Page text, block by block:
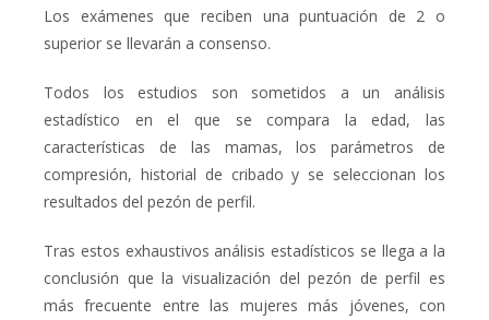
Los exámenes que reciben una puntuación de 2 o
superior se llevarán a consenso.
Todos los estudios son sometidos a un análisis
estadístico en el que se compara la edad, las
características de las mamas, los parámetros de
compresión, historial de cribado y se seleccionan los
resultados del pezón de perfil.
Tras estos exhaustivos análisis estadísticos se llega a la
conclusión que la visualización del pezón de perfil es
más frecuente entre las mujeres más jóvenes, con